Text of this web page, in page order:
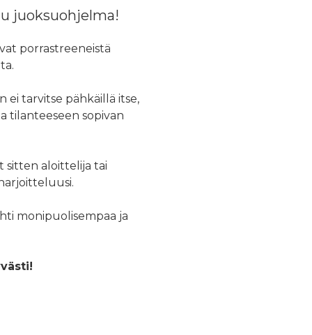
juoksuohjelma!
porrastreeneistä
tarvitse pähkäillä itse,
tilanteeseen sopivan
sitten aloittelija tai
monipuolisempaa ja